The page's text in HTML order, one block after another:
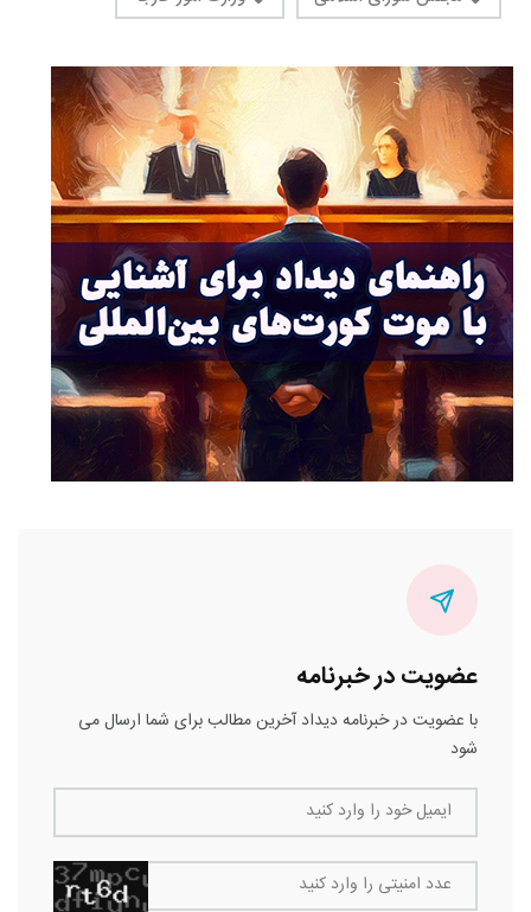
عضویت در خبرنامه
با عضویت در خبرنامه دیداد آخرین مطالب برای شما ارسال می
شود
ایمیل خود را وارد کنید
عدد امنیتی را وارد کنید